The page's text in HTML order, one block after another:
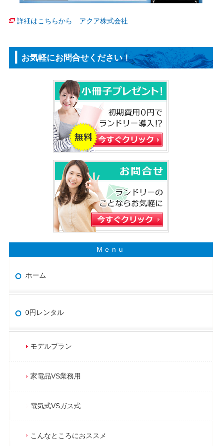
詳細はこちらから アクア株式会社
お気軽にお問合せください！
ホーム
0円レンタル
モデルプラン
家電品VS業務用
電気式VSガス式
こんなところにおススメ